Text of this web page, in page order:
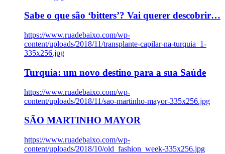
Sabe o que são ‘bitters’? Vai querer descobrir…
https://www.ruadebaixo.com/wp-
content/uploads/2018/11/transplante-capilar-na-turquia_1-
335x256.jpg
Turquia: um novo destino para a sua Saúde
https://www.ruadebaixo.com/wp-
content/uploads/2018/11/sao-martinho-mayor-335x256.jpg
SÃO MARTINHO MAYOR
https://www.ruadebaixo.com/wp-
content/uploads/2018/10/old_fashion_week-335x256.jpg